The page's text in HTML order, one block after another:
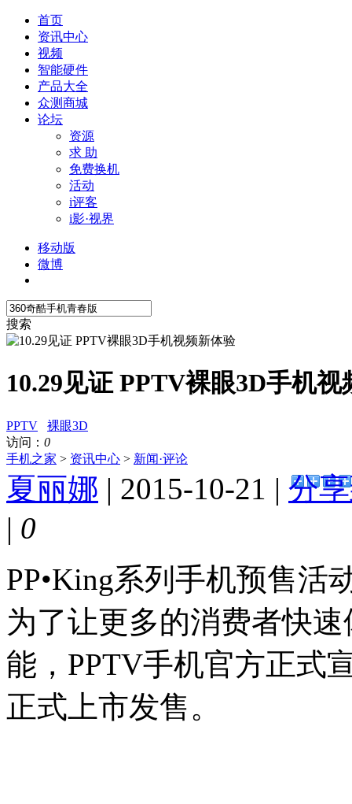
首页
资讯中心
视频
智能硬件
产品大全
众测商城
论坛
资源
求 助
免费换机
活动
i评客
i影·视界
移动版
微博
搜索
10.29见证 PPTV裸眼3D手机视
PPTV
裸眼3D
访问： 0
手机之家 > 资讯中心 > 新闻·评论
夏丽娜 | 2015-10-21 | 分
| 0
PP•King系列手机预售活
为了让更多的消费者快
能，PPTV手机官方正式
正式上市发售。